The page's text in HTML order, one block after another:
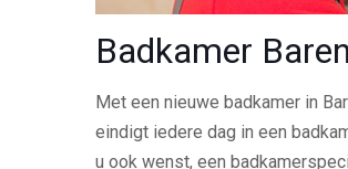
Badkamer
Met een nieuwe badkamer in
eindigt iedere dag in een
u ook wenst, een